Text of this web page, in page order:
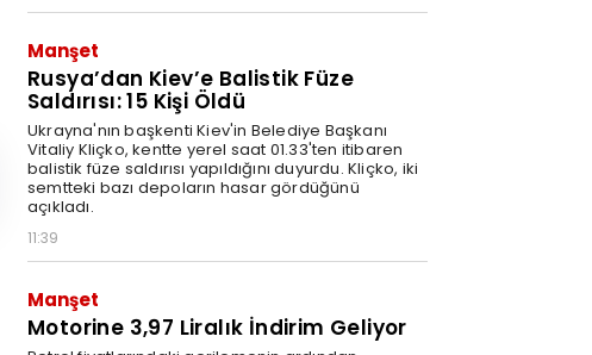
Manşet
Rusya’dan Kiev’e Balistik Füze
Saldırısı: 15 Kişi Öldü
Ukrayna'nın başkenti Kiev'in Belediye Başkanı
Vitaliy Kliçko, kentte yerel saat 01.33'ten itibaren
balistik füze saldırısı yapıldığını duyurdu. Kliçko, iki
semtteki bazı depoların hasar gördüğünü
açıkladı.
11:39
Manşet
Motorine 3,97 Liralık İndirim Geliyor